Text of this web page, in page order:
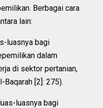
Berbagai cara
lain:
luasnya bagi
dalam
di sektor pertanian,
Baqarah [2]: 275).
luasnya bagi